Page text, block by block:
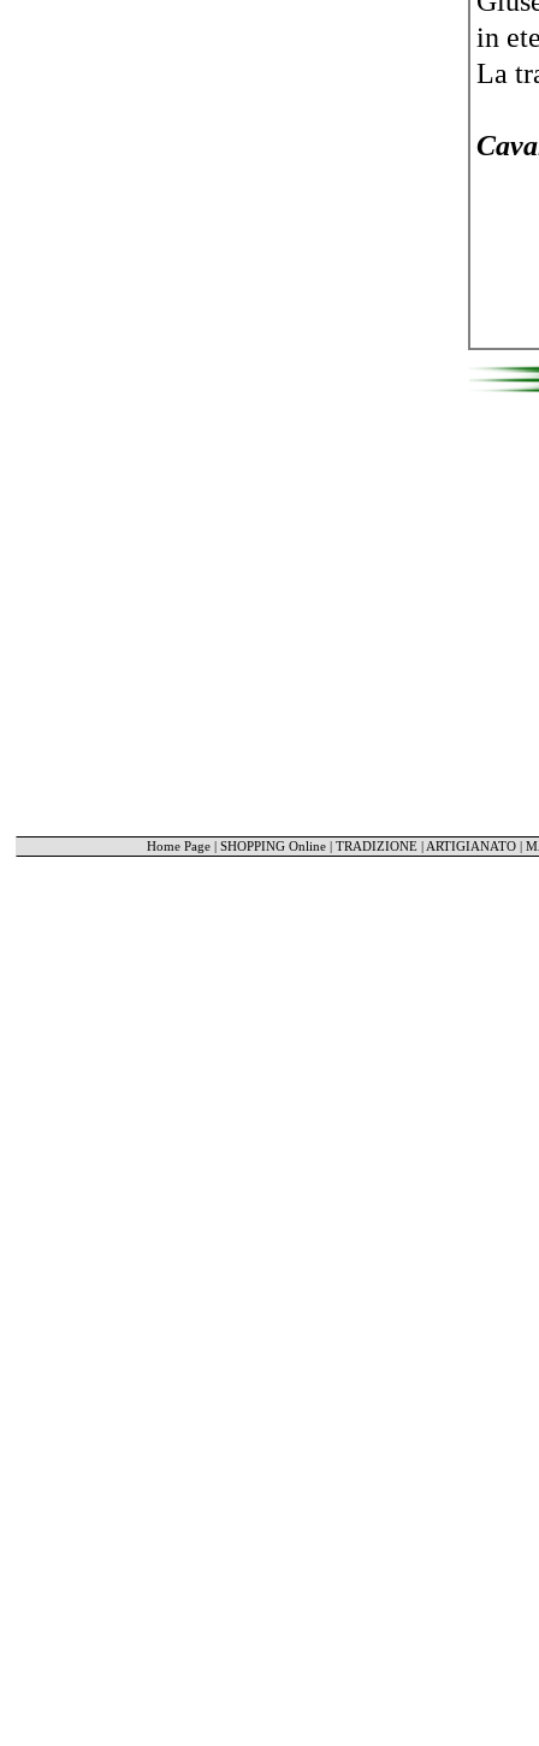
in
La
Home Page| SHOPPING Online| TRADIZIONE | ARTIGIANATO|